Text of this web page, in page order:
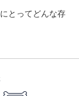
とってどんな存